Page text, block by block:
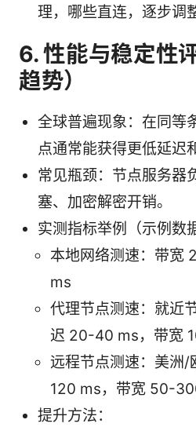
理，哪些直连，逐步调
6. 性能与稳定性
趋势）
全球普遍现象：在同等
点通常能获得更低延迟
常见瓶颈：节点服务器
塞、加密解密开销。
实测指标举例（示例数
本地网络测速：带宽
ms
代理节点测速：就近
迟 20-40 ms，带宽
远程节点测速：美洲
120 ms，带宽 50-
提升方法：